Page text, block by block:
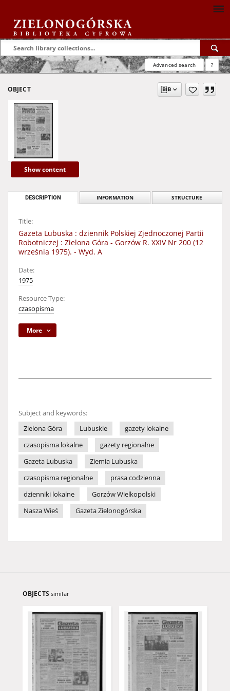
Advanced search ?
OBJECT
Show content
DESCRIPTION INFORMATION STRUCTURE
Title:
Gazeta Lubuska : dziennik Polskiej Zjednoczonej Partii
Robotniczej : Zielona Góra - Gorzów R. XXIV Nr 200 (12
września 1975). - Wyd. A
Date:
1975
Resource Type:
czasopisma
More
Subject and keywords:
Zielona Góra
Lubuskie
gazety lokalne
czasopisma lokalne
gazety regionalne
Gazeta Lubuska
Ziemia Lubuska
czasopisma regionalne
prasa codzienna
dzienniki lokalne
Gorzów Wielkopolski
Nasza Wieś
Gazeta Zielonogórska
OBJECTS similar